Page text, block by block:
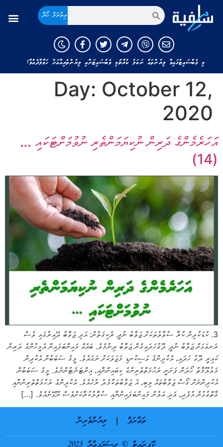
އިތުރަށް ހޯދާ
މި ވެބްސައިޓުގައިވާ ލިޔުންތައް ނަކަލު ކުރާނަމަ މި ވެބްސައިޓަށާއި ލިޔުންތެރިއާއަށް ހަވާލާދެއްވާ!
Day: October 12,
2020
އަހަރެމެންގެ ދަރިން ނުކިޔަމަންތެރި ނުވުމަށްޓަކައި …
(14)
3. ކުޑަކުދިން ކުރާ ސުވާލުތަކަށް ޖަވާބު ނުދީ ރެކިގަތުން: އަދި ޖަވާބު ދޭއިރުގައި ވެސް
ރަނގަޅަށް ޖަވާބު ނުދީ ދޮގުހަދައިގެން ޖަވާބު ދިނުމެވެ. ބައެއް މައިންބަފައިން އެމީހުންގެ ދަރިން
ކައިރީ ދޮގު ހަދައި، އެކުދިންގެ ޅަސިކުނޑި މަޖަލަކަށް ނަގައެވެ. މީގެ ސަބަބުން އެކުދިން
މަޢުލޫމާތު ހޯދަން ފަށަނީ ރަޙުމަތްތެރިންގެ ކިބައިންނާއި، އިންޓަނެޓުންނެވެ. މީގެ ސަބަބުން
އެކުދިންނަށް ގޯސް ޖަވާބުތައް ލިބި، އެ ޖަވާބުތަކާމެދު ރުހެއެވެ. އެކުދިންގެ ރަހުމަތްތެރިންނާއި
ގާތްގުޅުން އުފެދި، އަދި އަލުން މައިންބަފައިންނާއި ސުވާލުކުރާކަށްވެސް ނޫޅޭނެއެވެ. […]
ތަޢާރަފް
ލިޔުންތެރިން